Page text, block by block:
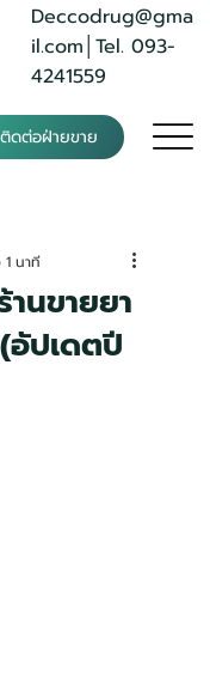
Deccodrug@gma
il.com │Tel. 093-
4241559
ติดต่อฝ่ายขาย
นขายยา
อัปเดตปี
1 นาที